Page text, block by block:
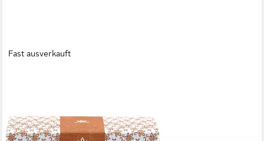
Fast ausverkauft
9,49 €
(158,17 €/ 1 kg)
lieferbar - in 2-3 Werktagen bei dir